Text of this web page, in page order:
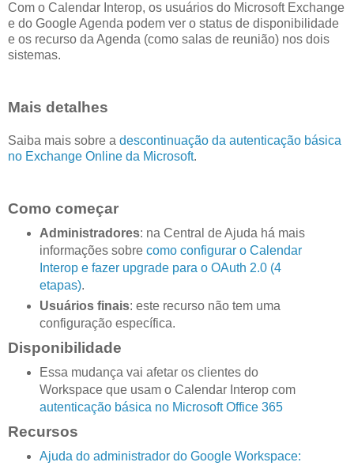
Com o Calendar Interop, os usuários do Microsoft Exchange
e do Google Agenda podem ver o status de disponibilidade
e os recurso da Agenda (como salas de reunião) nos dois
sistemas.
Mais detalhes
Saiba mais sobre a descontinuação da autenticação básica
no Exchange Online da Microsoft.
Como começar
Administradores: na Central de Ajuda há mais
informações sobre como configurar o Calendar
Interop e fazer upgrade para o OAuth 2.0 (4
etapas).
Usuários finais: este recurso não tem uma
configuração específica.
Disponibilidade
Essa mudança vai afetar os clientes do
Workspace que usam o Calendar Interop com
autenticação básica no Microsoft Office 365
Recursos
Ajuda do administrador do Google Workspace: